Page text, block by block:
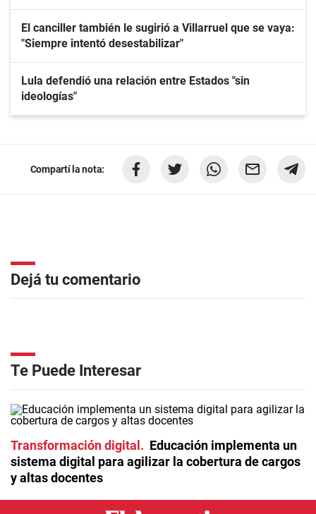
El canciller también le sugirió a Villarruel que se vaya:
"Siempre intentó desestabilizar"
Lula defendió una relación entre Estados "sin
ideologías"
Compartí la nota:
Dejá tu comentario
Te Puede Interesar
Transformación digital
Educación implementa un
sistema digital para agilizar la cobertura de cargos
y altas docentes